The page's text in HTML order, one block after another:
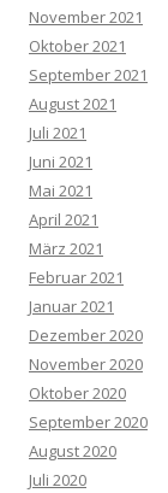
November 2021
Oktober 2021
September 2021
August 2021
Juli 2021
Juni 2021
Mai 2021
April 2021
März 2021
Februar 2021
Januar 2021
Dezember 2020
November 2020
Oktober 2020
September 2020
August 2020
Juli 2020